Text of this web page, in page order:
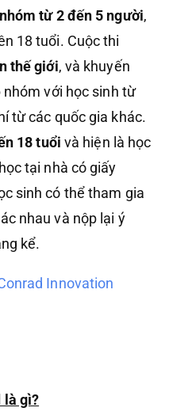
nhóm từ 2 đến 5 người,
18 tuổi. Cuộc thi
thế giới, và khuyến
với học sinh từ
từ các quốc gia khác.
18 tuổi và hiện là học
tại nhà có giấy
sinh có thể tham gia
nhau và nộp lại ý
kể.
Innovation
là gì?